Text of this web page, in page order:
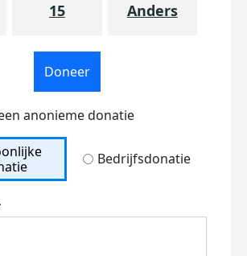
15 Anders
Doneer
anonieme donatie
Bedrijfsdonatie